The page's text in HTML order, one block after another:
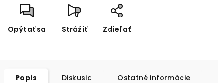
Opýtať sa Strážiť Zdieľať
Popis Diskusia Ostatné informácie